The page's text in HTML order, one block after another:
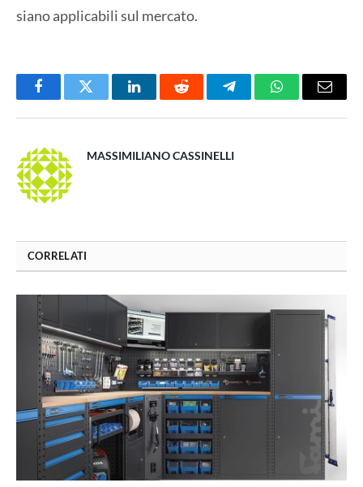
siano applicabili sul mercato.
FacebookTwitter LinkedInReddit TelegramWhatsAppEmail
MASSIMILIANO CASSINELLI
CORRELATI